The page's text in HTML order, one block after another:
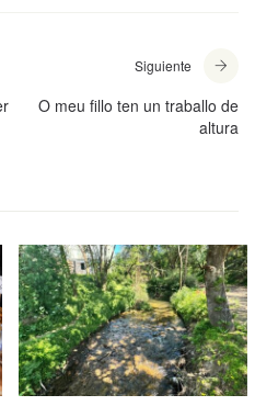
Siguiente
O meu fillo ten un traballo de
altura